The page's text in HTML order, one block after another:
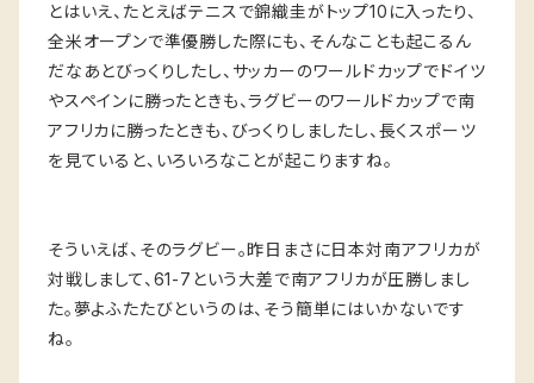
とはいえ、たとえばテニスで錦織圭がトップ10に入ったり、
全米オープンで準優勝した際にも、そんなことも起こるん
だなあとびっくりしたし、サッカーのワールドカップでドイツ
やスペインに勝ったときも、ラグビーのワールドカップで南
アフリカに勝ったときも、びっくりしましたし、長くスポーツ
を見ていると、いろいろなことが起こりますね。
そういえば、そのラグビー。昨日まさに日本対南アフリカが
対戦しまして、61-7という大差で南アフリカが圧勝しまし
た。夢よふたたびというのは、そう簡単にはいかないです
ね。